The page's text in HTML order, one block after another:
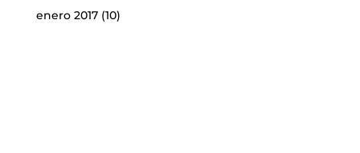
enero 2017(10)